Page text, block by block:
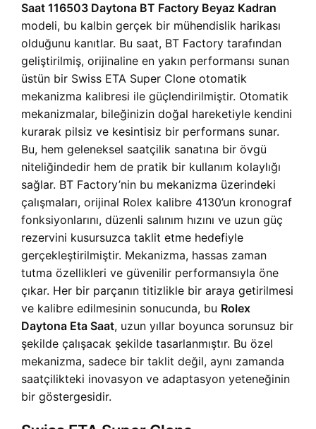
Saat 116503 Daytona BT Factory Beyaz Kadran
modeli, bu kalbin gerçek bir mühendislik harikası
olduğunu kanıtlar. Bu saat, BT Factory tarafından
geliştirilmiş, orijinaline en yakın performansı sunan
üstün bir Swiss ETA Super Clone otomatik
mekanizma kalibresi ile güçlendirilmiştir. Otomatik
mekanizmalar, bileğinizin doğal hareketiyle kendini
kurarak pilsiz ve kesintisiz bir performans sunar.
Bu, hem geleneksel saatçilik sanatına bir övgü
niteliğindedir hem de pratik bir kullanım kolaylığı
sağlar. BT Factory’nin bu mekanizma üzerindeki
çalışmaları, orijinal Rolex kalibre 4130’un kronograf
fonksiyonlarını, düzenli salınım hızını ve uzun güç
rezervini kusursuzca taklit etme hedefiyle
gerçekleştirilmiştir. Mekanizma, hassas zaman
tutma özellikleri ve güvenilir performansıyla öne
çıkar. Her bir parçanın titizlikle bir araya getirilmesi
ve kalibre edilmesinin sonucunda, bu Rolex
Daytona Eta Saat, uzun yıllar boyunca sorunsuz bir
şekilde çalışacak şekilde tasarlanmıştır. Bu özel
mekanizma, sadece bir taklit değil, aynı zamanda
saatçilikteki inovasyon ve adaptasyon yeteneğinin
bir göstergesidir.